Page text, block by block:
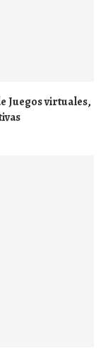
Juegos virtuales,